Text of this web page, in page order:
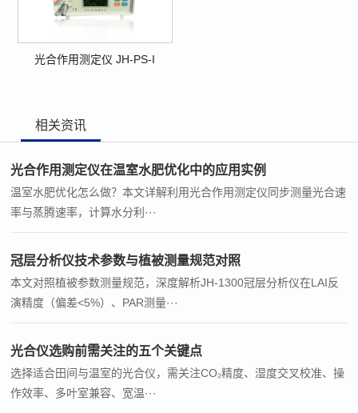
光合作用测定仪 JH-PS-I
相关资讯
光合作用测定仪在温室水肥优化中的应用实例
温室水肥优化怎么做？本文详解利用光合作用测定仪同步测量光合速
率与蒸腾速率，计算水分利···
冠层分析仪技术参数与植被测量规范对照
本文对照植被参数测量规范，深度解析JH-1300冠层分析仪在LAI反
演精度（偏差<5%）、PAR测量···
光合仪选购前需关注的五个关键点
选择适合田间与温室的光合仪，需关注CO₂精度、湿度交叉校准、操
作效率、多叶室兼容、宽温···